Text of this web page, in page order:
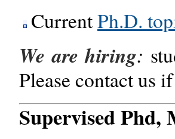
CurrentPh.D.
We are hiring:
Please contact us
Supervised Phd,